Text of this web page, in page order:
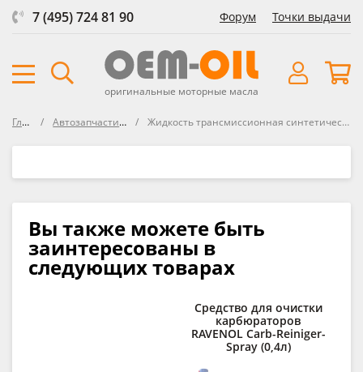
7 (495) 724 81 90 Форум Точки выдачи
оригинальные моторные масла
Главная Автозапчасти автосозданные Жидкость трансмиссионная синтетическая ATF TYPE TLS-LV 0,946л IDEMITSU
Вы также можете быть
заинтересованы в
следующих товарах
Средство для очистки
карбюраторов
RAVENOL Carb-Reiniger-
Spray (0,4л)